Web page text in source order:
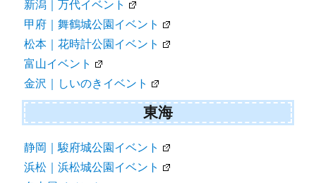
新潟｜万代イベント
甲府｜舞鶴城公園イベント
松本｜花時計公園イベント
富山イベント
金沢｜しいのきイベント
東海
静岡｜駿府城公園イベント
浜松｜浜松城公園イベント